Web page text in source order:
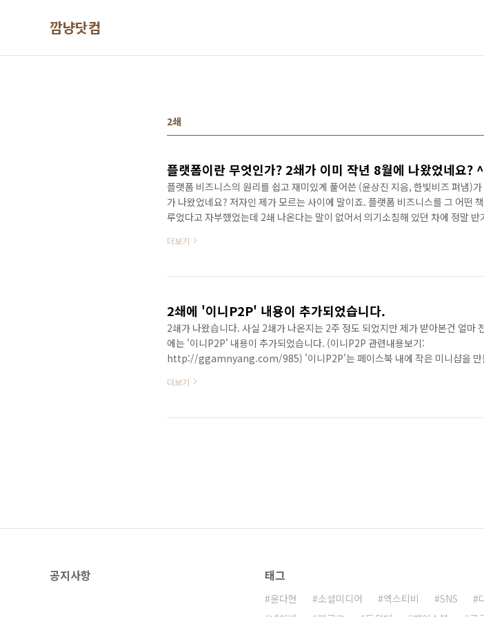
깜냥닷컴
2쇄
플랫폼이란 무엇인가? 2쇄가 이미 작년 8월에 나왔었네요?
플랫폼 비즈니스의 원리를 쉽고 재미있게 풀어쓴 (윤상진 지음, 한빛비즈 펴냄)
가 나왔었네요? 저자인 제가 모르는 사이에 말이죠. 플랫폼 비즈니스를 그 어떤
루었다고 자부했었는데 2쇄 나온다는 말이 없어서 의기소침해 있던 차에 정말
쇄라고 떡하니 찍혀 있지 뭡니까? 아.. 그때의 기쁨이란 정말 책을 내보신 분이라
간되고 2달만인 2012년 8월 20일에.. ㅎㅎ 그래서 출판사에 연락을 해봤죠. 알
더보기
2쇄에 '이니P2P' 내용이 추가되었습니다.
2쇄가 나왔습니다. 사실 2쇄가 나온지는 2주 정도 되었지만 제가 받아본건 얼마
에는 '이니P2P' 내용이 추가되었습니다. (이니P2P 관련내용보기:
http://ggamnyang.com/985) '이니P2P'는 페이스북 내에 작은 미니샵을 만
니P2P' 관련 내용을 사전에 알았더라면 초판부터 반영했겠지만 책이 출간되기 바
작했다고 하더군요.. 개정판이 아니어서 대대적으로 '이니P2P' 내용을 다룰 수
더보기
공지사항 태그
윤다현 소셜미디어 엑스티비 SNS